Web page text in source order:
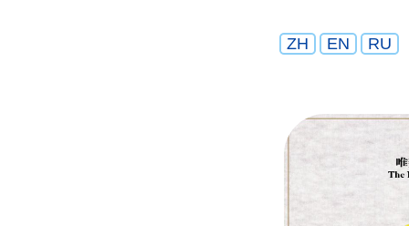
ZH EN RU